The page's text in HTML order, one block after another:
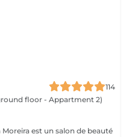
114
floor - Appartment 2)
est un salon de beauté